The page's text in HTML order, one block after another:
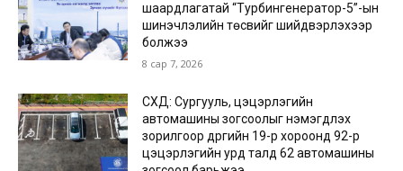
шаардлагатай “Турбингенератор-5”-ын
шинэчлэлийн төсвийг шийдвэрлэхээр
болжээ
8 сар 7, 2026
СХД: Сургууль, цэцэрлэгийн
автомашины зогсоолыг нэмэгдүүлэх
зорилгоор дүүргийн 19-р хороонд 92-р
цэцэрлэгийн урд талд 62 автомашины